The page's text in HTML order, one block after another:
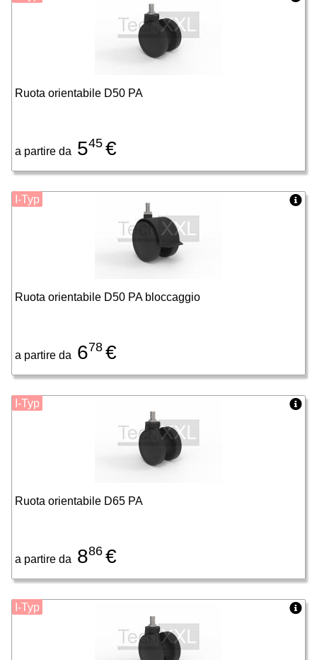
Ruota orientabile D50 PA
a partire da 545 €
Ruota orientabile D50 PA bloccaggio
a partire da 678 €
I-Typ
Ruota orientabile D65 PA
a partire da 886 €
I-Typ
I-Typ